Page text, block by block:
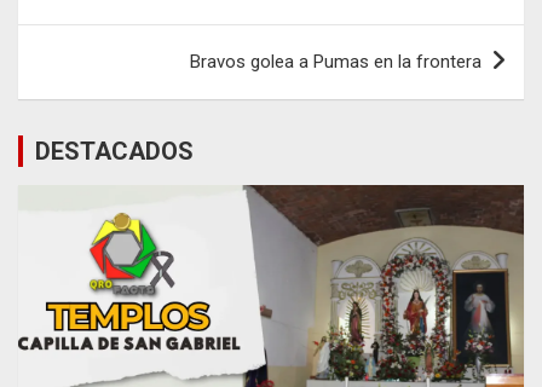
entradas
Bravos golea a Pumas en la frontera
DESTACADOS